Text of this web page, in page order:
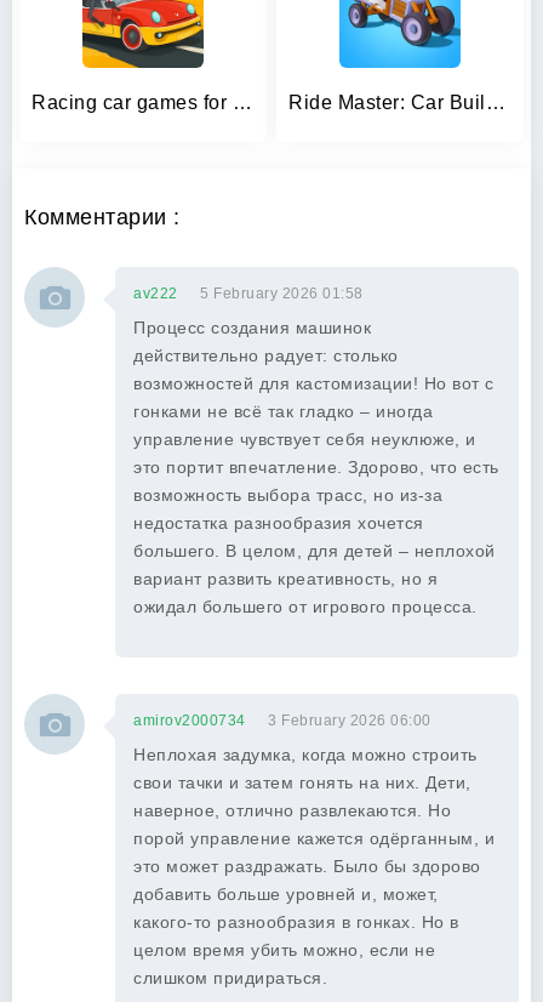
Racing car games for kids 2-5 Ride Master: Car Builder Game
Комментарии :
av222 5 February 2026 01:58
Процесс создания машинок
действительно радует: столько
возможностей для кастомизации! Но вот с
гонками не всё так гладко – иногда
управление чувствует себя неуклюже, и
это портит впечатление. Здорово, что есть
возможность выбора трасс, но из-за
недостатка разнообразия хочется
большего. В целом, для детей – неплохой
вариант развить креативность, но я
ожидал большего от игрового процесса.
amirov2000734 3 February 2026 06:00
Неплохая задумка, когда можно строить
свои тачки и затем гонять на них. Дети,
наверное, отлично развлекаются. Но
порой управление кажется одёрганным, и
это может раздражать. Было бы здорово
добавить больше уровней и, может,
какого-то разнообразия в гонках. Но в
целом время убить можно, если не
слишком придираться.